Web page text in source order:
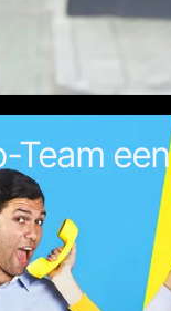
Team een